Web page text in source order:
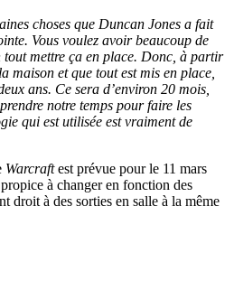
choses que Duncan Jones a fait
Vous voulez avoir beaucoup de
tout mettre ça en place. Donc, à partir
maison et que tout est mis en place,
ans. Ce sera d’environ 20 mois,
notre temps pour faire les
qui est utilisée est vraiment de
Warcraftest prévue pour le 11 mars
à changer en fonction des
droit à des sorties en salle à la même